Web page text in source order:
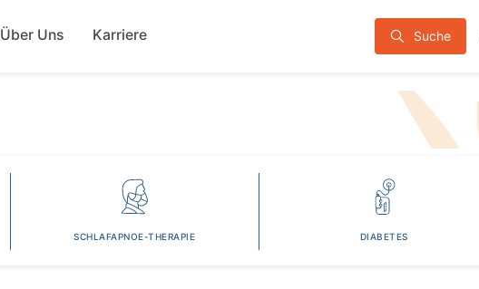
zum
Suche
Über Uns Karriere
SCHLAFAPNOE-THERAPIE DIABETES